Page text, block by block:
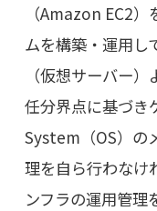
（Amazon EC2
ムを構築・運用し
（仮想サーバー
任分界点に基づ
System（OS）の
理を自ら行わなけ
ンフラの運用管理